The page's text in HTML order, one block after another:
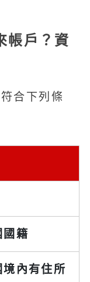
帳戶？資
合下列條
國籍
內有住所